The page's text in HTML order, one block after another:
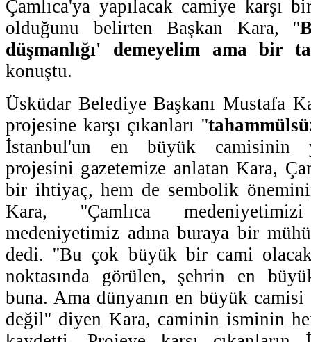
Çamlıca'ya yapılacak camiye karşı
olduğunu belirten Başkan Kara, ''
düşmanlığı' demeyelim ama bir
konuştu.
Üsküdar Belediye Başkanı Mustafa
projesine karşı çıkanları ''
İstanbul'un en büyük camisinin
projesini gazetemize anlatan Kara,
bir ihtiyaç, hem de sembolik
Kara, ''Çamlıca
medeniyetimiz adına buraya bir
dedi. ''Bu çok büyük bir cami
noktasında görülen, şehrin en
buna. Ama dünyanın en büyük
değil'' diyen Kara, caminin isminin